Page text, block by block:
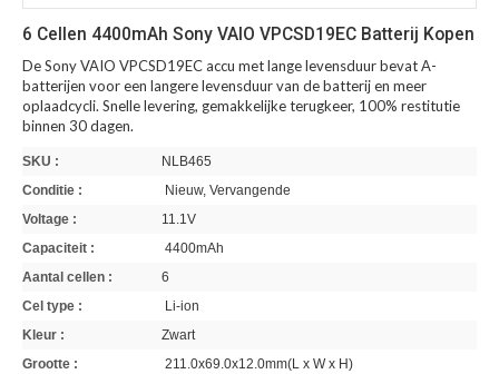
6 Cellen 4400mAh Sony VAIO VPCSD19EC Batterij Kopen
De Sony VAIO VPCSD19EC accu met lange levensduur bevat A-
batterijen voor een langere levensduur van de batterij en meer
oplaadcycli. Snelle levering, gemakkelijke terugkeer, 100% restitutie
binnen 30 dagen.
SKU :
NLB465
Conditie :
Nieuw, Vervangende
Voltage :
11.1V
Capaciteit :
4400mAh
Aantal cellen :
6
Cel type :
Li-ion
Kleur :
Zwart
Grootte :
211.0x69.0x12.0mm(L x W x H)